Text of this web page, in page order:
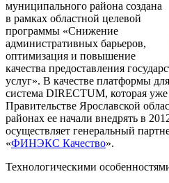
муниципального района создана
в рамках областной целевой
программы «Снижение
административных барьеров,
оптимизация и повышение
качества предоставления
услуг». В качестве платформы
система DIRECTUM, которая уже
Правительстве Ярославской
районах ее начали внедрять в
осуществляет генеральный
«ФИНЭКС Качество».
Технологическими